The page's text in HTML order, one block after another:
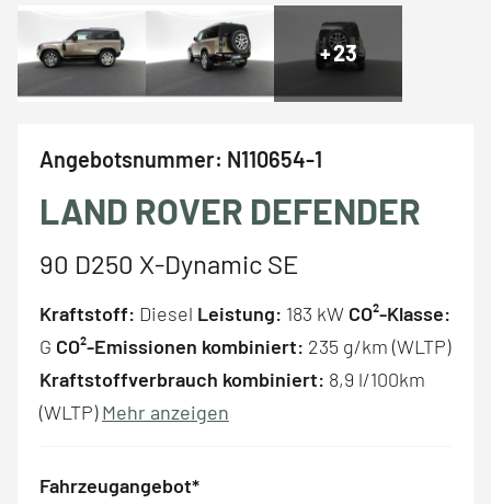
+23
Angebotsnummer: N110654-1
LAND ROVER DEFENDER
90 D250 X-Dynamic SE
Kraftstoff: Diesel Leistung: 183 kW CO²-Klasse:
G CO²-Emissionen kombiniert: 235 g/km (WLTP)
Kraftstoffverbrauch kombiniert: 8,9 l/100km
(WLTP) Mehr anzeigen
Fahrzeugangebot*